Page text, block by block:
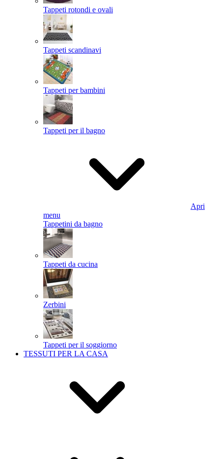
Tappeti rotondi e ovali
Tappeti scandinavi
Tappeti per bambini
Tappeti per il bagno
Apri
menu
Tappetini da bagno
Tappeti da cucina
Zerbini
Tappeti per il soggiorno
TESSUTI PER LA CASA